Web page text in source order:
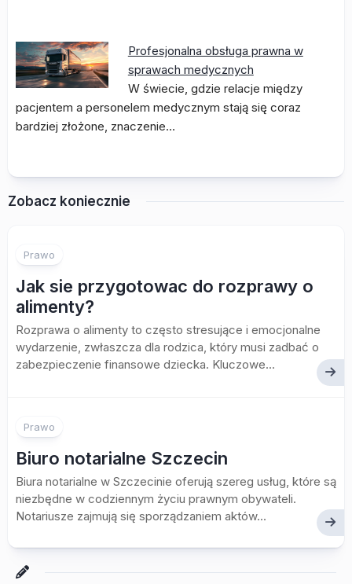
Profesjonalna obsługa prawna w
sprawach medycznych
W świecie, gdzie relacje między
pacjentem a personelem medycznym stają się coraz
bardziej złożone, znaczenie…
Zobacz koniecznie
Prawo
Jak sie przygotowac do rozprawy o
alimenty?
Rozprawa o alimenty to często stresujące i emocjonalne
wydarzenie, zwłaszcza dla rodzica, który musi zadbać o
zabezpieczenie finansowe dziecka. Kluczowe...
Prawo
Biuro notarialne Szczecin
Biura notarialne w Szczecinie oferują szereg usług, które są
niezbędne w codziennym życiu prawnym obywateli.
Notariusze zajmują się sporządzaniem aktów...